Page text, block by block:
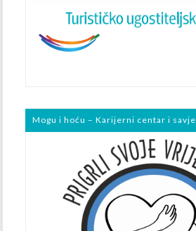
Mogu i hoću – Karijerni centar i